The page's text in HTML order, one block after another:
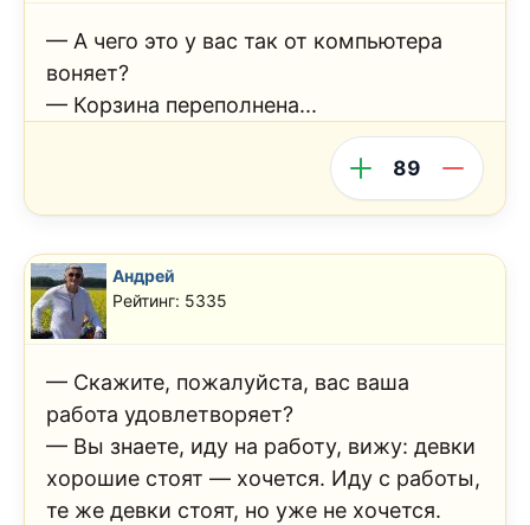
— А чего это у вас так от компьютера
воняет?
— Корзина переполнена...
89
Андрей
Рейтинг: 5335
— Скажите, пожалуйста, вас ваша
работа удовлетворяет?
— Вы знаете, иду на работу, вижу: девки
хорошие стоят — хочется. Иду с работы,
те же девки стоят, но уже не хочется.